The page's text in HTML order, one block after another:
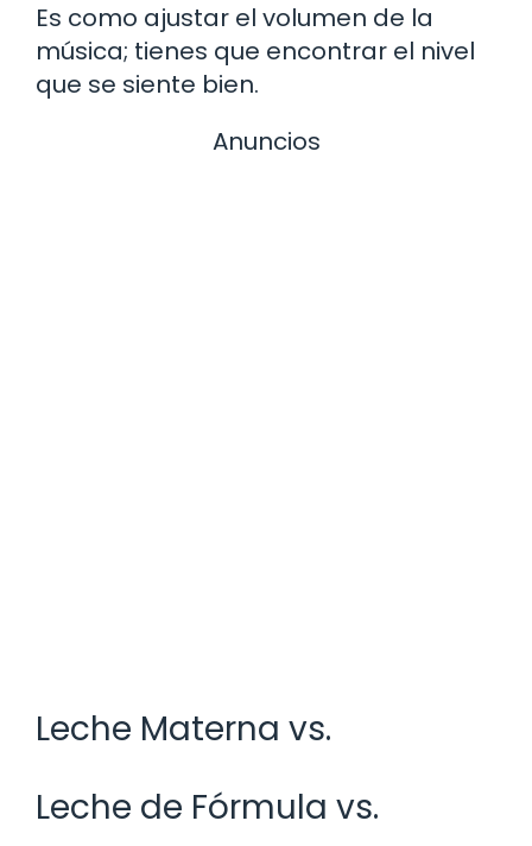
Es como ajustar el volumen de la
música; tienes que encontrar el nivel
que se siente bien.
Anuncios
Leche Materna vs.
Leche de Fórmula vs.